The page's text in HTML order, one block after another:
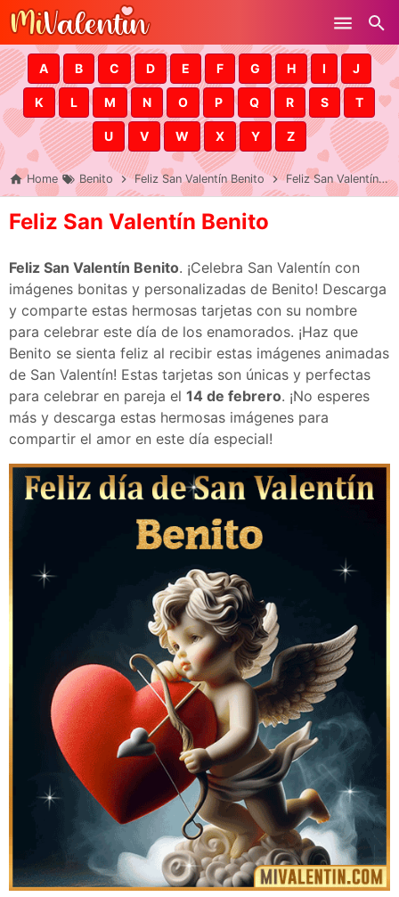
Skip to main content
A B C D E F G H I J
K L M N O P Q R S T
U V W X Y Z
Home Benito Feliz San Valentín Benito Feliz San Valentín Benito
Feliz San Valentín Benito
Feliz San Valentín Benito. ¡Celebra San Valentín con
imágenes bonitas y personalizadas de Benito! Descarga
y comparte estas hermosas tarjetas con su nombre
para celebrar este día de los enamorados. ¡Haz que
Benito se sienta feliz al recibir estas imágenes animadas
de San Valentín! Estas tarjetas son únicas y perfectas
para celebrar en pareja el 14 de febrero. ¡No esperes
más y descarga estas hermosas imágenes para
compartir el amor en este día especial!